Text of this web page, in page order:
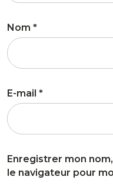
Nom *
E-mail *
Enregistrer mon
le navigateur pour